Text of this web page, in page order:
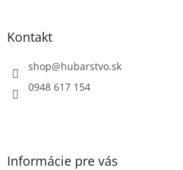
Kontakt
shop@hubarstvo.sk
0948 617 154
Informácie pre vás